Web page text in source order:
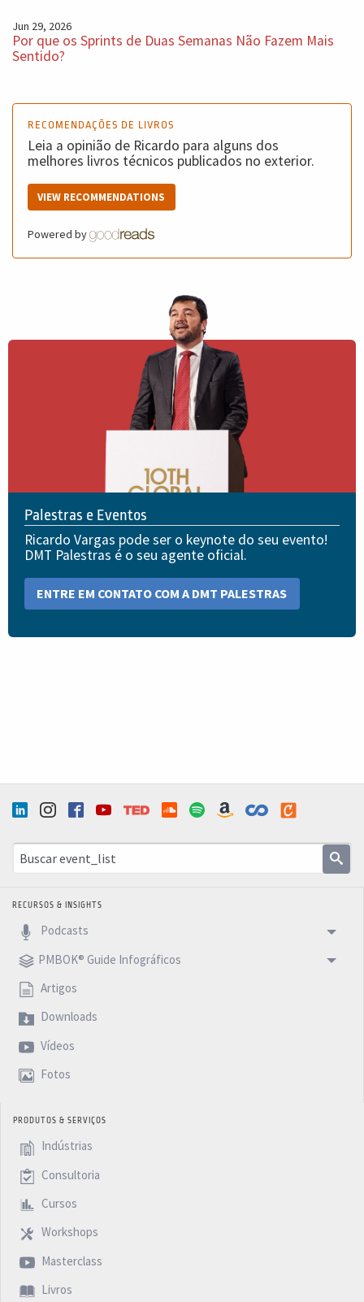
Jun 29, 2026
Por que os Sprints de Duas Semanas Não Fazem Mais
Sentido?
RECOMENDAÇÕES DE LIVROS
Leia a opinião de Ricardo para alguns dos
melhores livros técnicos publicados no exterior.
VIEW RECOMMENDATIONS
Powered by
Palestras e Eventos
Ricardo Vargas pode ser o keynote do seu evento!
DMT Palestras é o seu agente oficial.
ENTRE EM CONTATO COM A DMT PALESTRAS
RECURSOS & INSIGHTS
Podcasts
PMBOK® Guide Infográficos
Artigos
Downloads
Vídeos
Fotos
PRODUTOS & SERVIÇOS
Indústrias
Consultoria
Cursos
Workshops
Masterclass
Livros